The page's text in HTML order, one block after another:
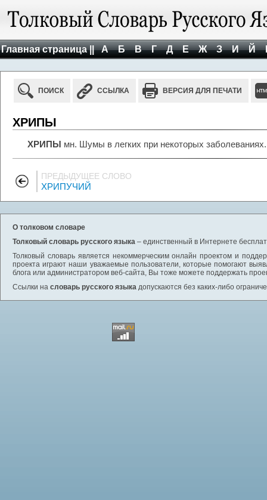
Главная страница || А Б В Г Д Е Ж З И Й
ПОИСК ССЫЛКА ВЕРСИЯ ДЛЯ ПЕЧАТИ
ХРИПЫ
ХРИПЫ мн. Шумы в легких при некоторых заболеваниях.
ПРЕДЫДУЩЕЕ СЛОВО
ХРИПУЧИЙ
О толковом словаре
Толковый словарь русского языка – единственный в Интернете
Толковый словарь является некоммерческим онлайн проектом и
проекта играют наши уважаемые пользователи, которые помогают
блога или администратором веб-сайта, Вы тоже можете поддержать
Ссылки на словарь русского языка допускаются без каких-либо